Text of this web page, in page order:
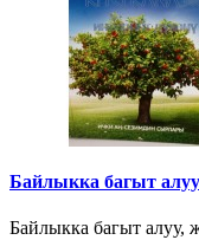
Байлыкка багыт алуу
Байлыкка багыт алуу,